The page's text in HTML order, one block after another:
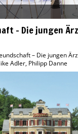
– Die jungen
– Die jungen
Adler, Philipp Danne